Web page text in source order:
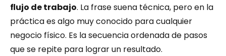
flujo de trabajo. La frase suena técnica, pero en la
práctica es algo muy conocido para cualquier
negocio físico. Es la secuencia ordenada de pasos
que se repite para lograr un resultado.